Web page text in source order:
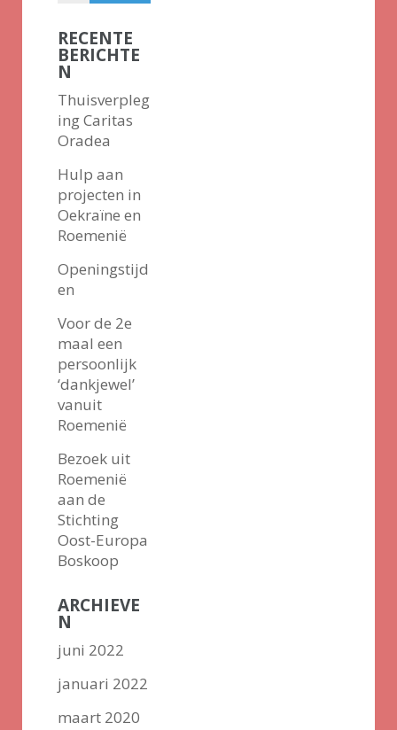
RECENTE
BERICHTE
N
Thuisverpleg
ing Caritas
Oradea
Hulp aan
projecten in
Oekraïne en
Roemenië
Openingstijd
en
Voor de 2e
maal een
persoonlijk
‘dankjewel’
vanuit
Roemenië
Bezoek uit
Roemenië
aan de
Stichting
Oost-Europa
Boskoop
ARCHIEVE
N
juni 2022
januari 2022
maart 2020